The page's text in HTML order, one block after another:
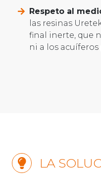
Respeto al
las resinas
final inerte, que
ni a los acuíferos
LA